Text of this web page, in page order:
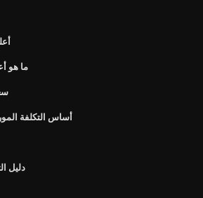
ما هو
أساس التكلفة
دليل